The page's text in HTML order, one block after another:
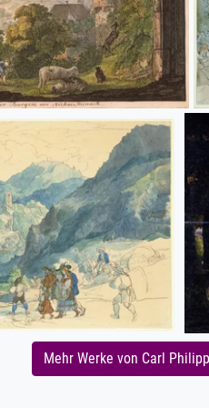
Mehr Werke von Carl